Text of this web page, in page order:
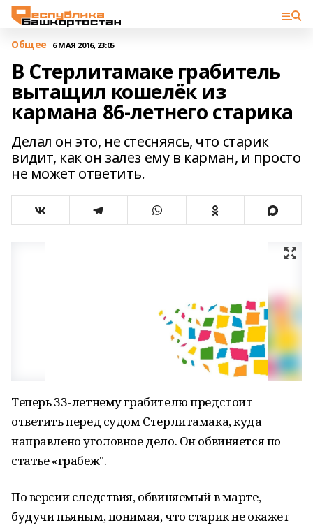
Общее 6 МАЯ 2016, 23:05
В Стерлитамаке грабитель
вытащил кошелёк из
кармана 86-летнего старика
Делал он это, не стесняясь, что старик
видит, как он залез ему в карман, и просто
не может ответить.
Теперь 33-летнему грабителю предстоит
ответить перед судом Стерлитамака, куда
направлено уголовное дело. Он обвиняется по
статье «грабеж".
По версии следствия, обвиняемый в марте,
будучи пьяным, понимая, что старик не окажет